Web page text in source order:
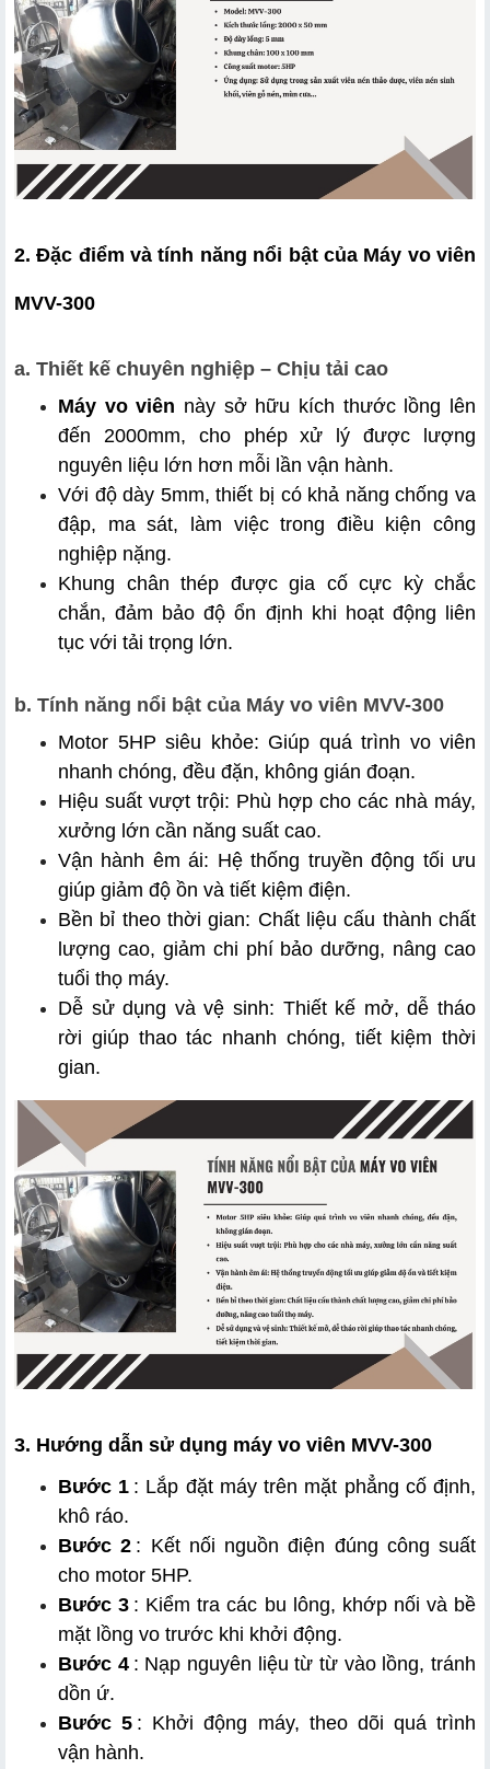
2. Đặc điểm và tính năng nổi bật của Máy vo viên
MVV-300
a. Thiết kế chuyên nghiệp – Chịu tải cao
Máy vo viên này sở hữu kích thước lồng lên
đến 2000mm, cho phép xử lý được lượng
nguyên liệu lớn hơn mỗi lần vận hành.
Với độ dày 5mm, thiết bị có khả năng chống va
đập, ma sát, làm việc trong điều kiện công
nghiệp nặng.
Khung chân thép được gia cố cực kỳ chắc
chắn, đảm bảo độ ổn định khi hoạt động liên
tục với tải trọng lớn.
b. Tính năng nổi bật của Máy vo viên MVV-300
Motor 5HP siêu khỏe: Giúp quá trình vo viên
nhanh chóng, đều đặn, không gián đoạn.
Hiệu suất vượt trội: Phù hợp cho các nhà máy,
xưởng lớn cần năng suất cao.
Vận hành êm ái: Hệ thống truyền động tối ưu
giúp giảm độ ồn và tiết kiệm điện.
Bền bỉ theo thời gian: Chất liệu cấu thành chất
lượng cao, giảm chi phí bảo dưỡng, nâng cao
tuổi thọ máy.
Dễ sử dụng và vệ sinh: Thiết kế mở, dễ tháo
rời giúp thao tác nhanh chóng, tiết kiệm thời
gian.
3. Hướng dẫn sử dụng máy vo viên MVV-300
Bước 1 : Lắp đặt máy trên mặt phẳng cố định,
khô ráo.
Bước 2 : Kết nối nguồn điện đúng công suất
cho motor 5HP.
Bước 3 : Kiểm tra các bu lông, khớp nối và bề
mặt lồng vo trước khi khởi động.
Bước 4 : Nạp nguyên liệu từ từ vào lồng, tránh
dồn ứ.
Bước 5 : Khởi động máy, theo dõi quá trình
vận hành.